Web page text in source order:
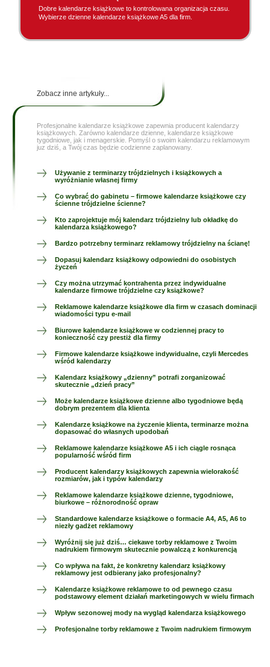
Dobre kalendarze książkowe to kontrolowana organizacja czasu.
Wybierze dzienne kalendarze książkowe A5 dla firm.
Zobacz inne artykuły...
Profesjonalne kalendarze książkowe zapewnia producent kalendarzy
książkowych. Zarówno kalendarze dzienne, kalendarze książkowe
tygodniowe, jak i menagerskie. Pomyśl o swoim kalendarzu reklamowym
juz dziś, a Twój czas będzie codzienne zaplanowany.
Używanie z terminarzy trójdzielnych i książkowych a
wyróżnianie własnej firmy
Co wybrać do gabinetu – firmowe kalendarze książkowe czy
ścienne trójdzielne ścienne?
Kto zaprojektuje mój kalendarz trójdzielny lub okładkę do
kalendarza książkowego?
Bardzo potrzebny terminarz reklamowy trójdzielny na ścianę!
Dopasuj kalendarz książkowy odpowiedni do osobistych
życzeń
Czy można utrzymać kontrahenta przez indywidualne
kalendarze firmowe trójdzielne czy książkowe?
Reklamowe kalendarze książkowe dla firm w czasach dominacji
wiadomości typu e-mail
Biurowe kalendarze książkowe w codziennej pracy to
konieczność czy prestiż dla firmy
Firmowe kalendarze książkowe indywidualne, czyli Mercedes
wśród kalendarzy
Kalendarz książkowy „dzienny” potrafi zorganizować
skutecznie „dzień pracy”
Może kalendarze książkowe dzienne albo tygodniowe będą
dobrym prezentem dla klienta
Kalendarze książkowe na życzenie klienta, terminarze można
dopasować do własnych upodobań
Reklamowe kalendarze książkowe A5 i ich ciągle rosnąca
popularność wśród firm
Producent kalendarzy książkowych zapewnia wielorakość
rozmiarów, jak i typów kalendarzy
Reklamowe kalendarze książkowe dzienne, tygodniowe,
biurkowe – różnorodność opraw
Standardowe kalendarze książkowe o formacie A4, A5, A6 to
niezły gadżet reklamowy
Wyróżnij się już dziś… ciekawe torby reklamowe z Twoim
nadrukiem firmowym skutecznie powalczą z konkurencją
Co wpływa na fakt, że konkretny kalendarz książkowy
reklamowy jest odbierany jako profesjonalny?
Kalendarze książkowe reklamowe to od pewnego czasu
podstawowy element działań marketingowych w wielu firmach
Wpływ sezonowej mody na wygląd kalendarza książkowego
Profesjonalne torby reklamowe z Twoim nadrukiem firmowym